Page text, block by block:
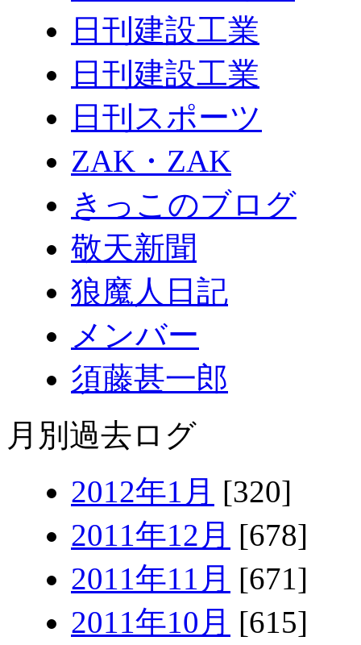
日刊建設工業
日刊建設工業
日刊スポーツ
ZAK・ZAK
きっこのブログ
敬天新聞
狼魔人日記
メンバー
須藤甚一郎
月別過去ログ
2012年1月 [320]
2011年12月 [678]
2011年11月 [671]
2011年10月 [615]